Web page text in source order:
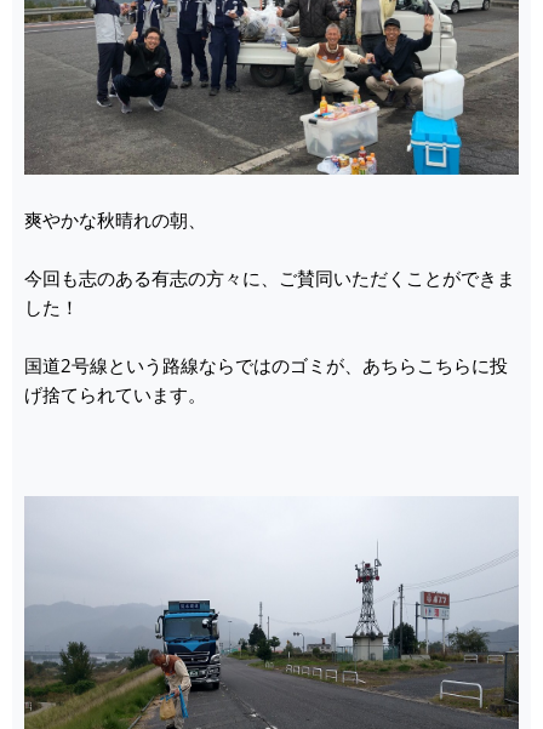
爽やかな秋晴れの朝、
今回も志のある有志の方々に、ご賛同いただくことができま
した！
国道2号線という路線ならではのゴミが、あちらこちらに投
げ捨てられています。